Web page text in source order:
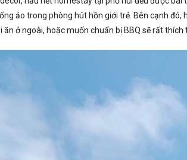
ảo trong phòng hút hồn giới trẻ. Bên cạnh
ở ngoài, hoặc muốn chuẩn bị BBQ sẽ rất thích